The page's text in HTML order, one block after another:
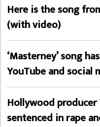
Here is the song
(with video)
‘Masterney’ song
YouTube and social
Hollywood
sentenced in rape